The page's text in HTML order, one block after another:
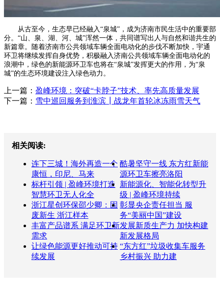
从古至今，生态早已经融入“泉城”，成为济南市民生活中的重要部
分。“山、泉、湖、河、城”浑然一体，共同谱写出人与自然和谐共生的
新篇章。随着济南市公共领域车辆全面电动化的步伐不断加快，宇通
环卫将继续发挥自身优势，积极融入济南公共领域车辆全面电动化的
浪潮中，绿色的新能源环卫车也将在“泉城”发挥更大的作用，为“泉
城”的生态环境建设注入绿色动力。
上一篇： 盈峰环境：突破“卡脖子”技术、率先高质量发展
下一篇： 雪中巡回服务到淮滨┃战龙年首轮冰冻雨雪天气
相关阅读:
连下三城！海外再造一个
康恒，印尼、马来
酷暑坚守一线 东方红新能
源环卫车擦亮洛阳
标杆引领 | 盈峰环境打造
智慧环卫无人化全
新能源化、智能化转型升
级 | 盈峰环境持续
浙江星创环保邵少卿：固
废新生 浙江样本
彰显央企责任担当 服
务“美丽中国”建设
丰富产品谱系 满足环卫新
需求
发展新质生产力 加快构建
新发展格局
让绿色能源更好推动可持
续发展
“东方红”垃圾收集车服务
乡村振兴 助力建